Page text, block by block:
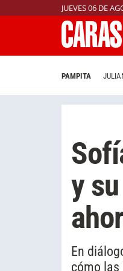
JUEVES 06 DE
PAMPITA
y
En
cómo